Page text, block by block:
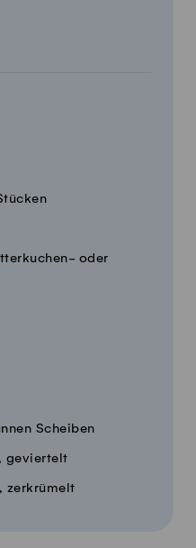
oder
Scheiben
geviertelt
zerkrümelt